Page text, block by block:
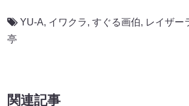
YU-A, イワクラ, すぐる画伯, レイザー
亭
関連記事